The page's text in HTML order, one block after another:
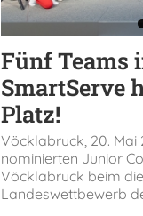
Fünf Teams
SmartServe
Platz!
Vöcklabruck, 20. Mai
nominierten Junior
Vöcklabruck beim
Landeswettbewerb